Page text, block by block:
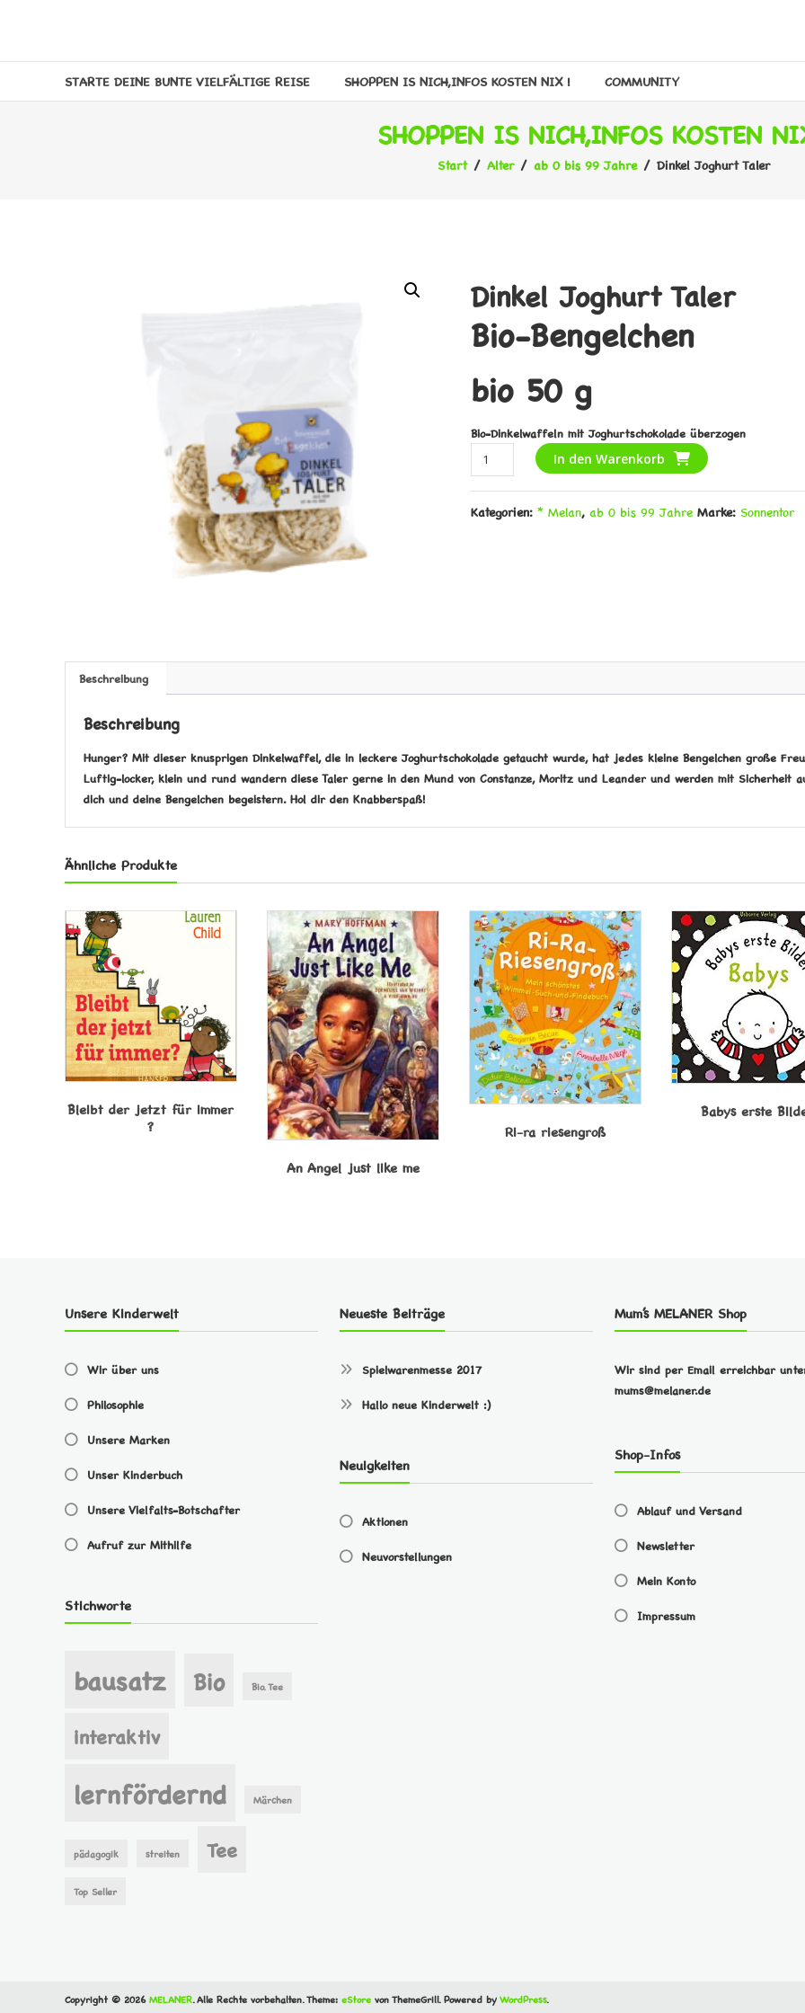
MELANE
STARTE DEINE BUNTE VIELFÄLTIGE REISE SHOPPEN IS NICH,INFOS KOSTEN NIX ! COMMUNITY
SHOPPEN IS NICH,INFOS KOSTEN
Start/ Alter/ ab 0 bis 99 Jahre/ Dinkel Joghurt Taler
Dinkel Joghurt Taler
Bio-Bengelchen
bio 50 g
Bio-Dinkelwaffeln mit Joghurtschokolade überzogen
Dinkel
Joghurt
Taler
Menge
In den Warenkorb
Kategorien:* Melan,ab 0 bis 99 Jahre Marke: Sonnentor
Beschreibung
Beschreibung
Hunger? Mit dieser knusprigen Dinkelwaffel, die in leckere Joghurtschokolade getaucht wurde, hat jedes kleine Bengelchen große
Luftig-locker, klein und rund wandern diese Taler gerne in den Mund von Constanze, Moritz und Leander und werden mit Sicherheit
dich und deine Bengelchen begeistern. Hol dir den Knabberspaß!
Ähnliche Produkte
Bleibt der jetzt für immer
?
An Angel just like me
Ri-ra riesengroß
Babys erste
Unsere Kinderwelt
Wir über uns
Philosophie
Unsere Marken
Unser Kinderbuch
Unsere Vielfalts-Botschafter
Aufruf zur Mithilfe
Stichworte
bausatz Bio Bio. Tee
interaktiv
lernfördernd Märchen
pädagogik streiten Tee
Top Seller
Neueste Beiträge
Spielwarenmesse 2017
Hallo neue Kinderwelt :)
Neuigkeiten
Aktionen
Neuvorstellungen
Mum’s MELANER Shop
Wir sind per Email erreichbar
mums@melaner.de
Shop-Infos
Ablauf und Versand
Newsletter
Mein Konto
Impressum
Copyright © 2026 MELANER. Alle Rechte vorbehalten. Theme: eStore von ThemeGrill. Powered by WordPress.